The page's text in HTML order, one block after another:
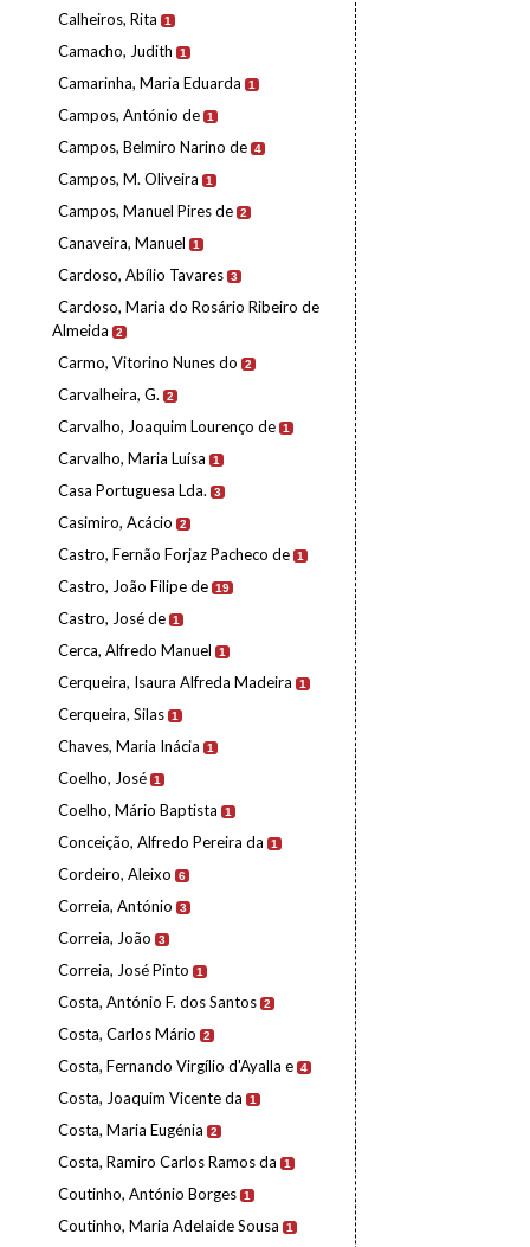
Calheiros, Rita 1
Camacho, Judith 1
Camarinha, Maria Eduarda 1
Campos, António de 1
Campos, Belmiro Narino de 4
Campos, M. Oliveira 1
Campos, Manuel Pires de 2
Canaveira, Manuel 1
Cardoso, Abílio Tavares 3
Cardoso, Maria do Rosário Ribeiro de
Almeida
2
Carmo, Vitorino Nunes do 2
Carvalheira, G. 2
Carvalho, Joaquim Lourenço de 1
Carvalho, Maria Luísa 1
Casa Portuguesa Lda. 3
Casimiro, Acácio 2
Castro, Fernão Forjaz Pacheco de 1
Castro, João Filipe de 19
Castro, José de 1
Cerca, Alfredo Manuel 1
Cerqueira, Isaura Alfreda Madeira 1
Cerqueira, Silas 1
Chaves, Maria Inácia 1
Coelho, José 1
Coelho, Mário Baptista 1
Conceição, Alfredo Pereira da 1
Cordeiro, Aleixo 6
Correia, António 3
Correia, João 3
Correia, José Pinto 1
Costa, António F. dos Santos 2
Costa, Carlos Mário 2
Costa, Fernando Virgílio d'Ayalla e 4
Costa, Joaquim Vicente da 1
Costa, Maria Eugénia 2
Costa, Ramiro Carlos Ramos da 1
Coutinho, António Borges 1
Coutinho, Maria Adelaide Sousa 1